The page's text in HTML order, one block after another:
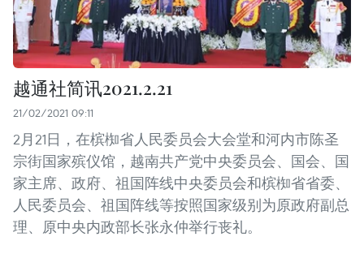
越通社简讯2021.2.21
21/02/2021 09:11
2月21日，在槟椥省人民委员会大会堂和河内市陈圣
宗街国家殡仪馆，越南共产党中央委员会、国会、国
家主席、政府、祖国阵线中央委员会和槟椥省省委、
人民委员会、祖国阵线等按照国家级别为原政府副总
理、原中央内政部长张永仲举行丧礼。